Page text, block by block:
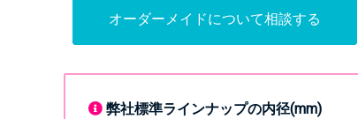
オーダーメイドについて相談する
弊社標準ラインナップの内径(mm)